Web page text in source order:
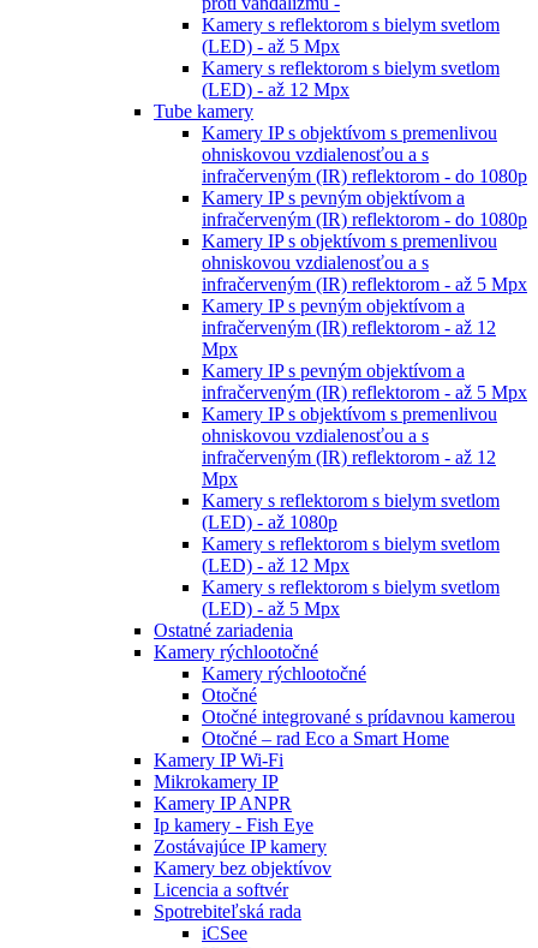
Kamery s reflektorom s bielym svetlom
(LED) - až 5 Mpx
Kamery s reflektorom s bielym svetlom
(LED) - až 12 Mpx
Tube kamery
Kamery IP s objektívom s premenlivou
ohniskovou vzdialenosťou a s
infračerveným (IR) reflektorom - do 1080p
Kamery IP s pevným objektívom a
infračerveným (IR) reflektorom - do 1080p
Kamery IP s objektívom s premenlivou
ohniskovou vzdialenosťou a s
infračerveným (IR) reflektorom - až 5 Mpx
Kamery IP s pevným objektívom a
infračerveným (IR) reflektorom - až 12
Mpx
Kamery IP s pevným objektívom a
infračerveným (IR) reflektorom - až 5 Mpx
Kamery IP s objektívom s premenlivou
ohniskovou vzdialenosťou a s
infračerveným (IR) reflektorom - až 12
Mpx
Kamery s reflektorom s bielym svetlom
(LED) - až 1080p
Kamery s reflektorom s bielym svetlom
(LED) - až 12 Mpx
Kamery s reflektorom s bielym svetlom
(LED) - až 5 Mpx
Ostatné zariadenia
Kamery rýchlootočné
Kamery rýchlootočné
Otočné
Otočné integrované s prídavnou kamerou
Otočné – rad Eco a Smart Home
Kamery IP Wi-Fi
Mikrokamery IP
Kamery IP ANPR
Ip kamery - Fish Eye
Zostávajúce IP kamery
Kamery bez objektívov
Licencia a softvér
Spotrebiteľská rada
iCSee